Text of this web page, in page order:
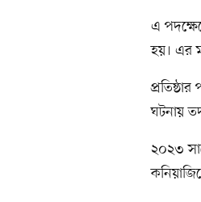
এ
হয়। এর
ঘটনায়
২০২৩